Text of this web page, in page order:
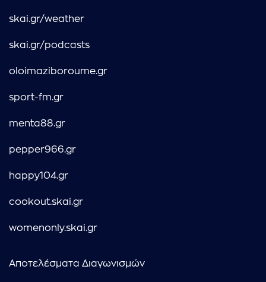
skai.gr/weather
skai.gr/podcasts
oloimaziboroume.gr
sport-fm.gr
menta88.gr
pepper966.gr
happy104.gr
cookout.skai.gr
womenonly.skai.gr
Αποτελέσματα Διαγωνισμών